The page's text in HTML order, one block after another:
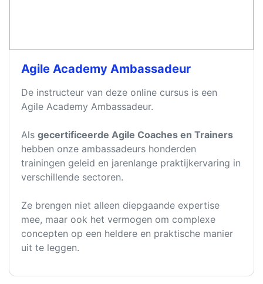
Agile Academy Ambassadeur
De instructeur van deze online cursus is een
Agile Academy Ambassadeur.
Als gecertificeerde Agile Coaches en Trainers
hebben onze ambassadeurs honderden
trainingen geleid en jarenlange praktijkervaring in
verschillende sectoren.
Ze brengen niet alleen diepgaande expertise
mee, maar ook het vermogen om complexe
concepten op een heldere en praktische manier
uit te leggen.